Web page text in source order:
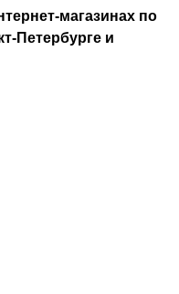
магазинах по
Петербурге и